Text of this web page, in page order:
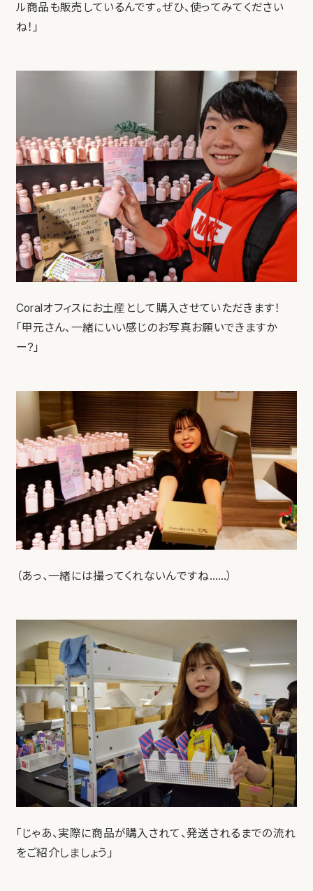
ル商品も販売しているんです。ぜひ、使ってみてください
ね！」
Coralオフィスにお土産として購入させていただきます！
「甲元さん、一緒にいい感じのお写真お願いできますか
ー?」
（あっ、一緒には撮ってくれないんですね……）
「じゃあ、実際に商品が購入されて、発送されるまでの流れ
をご紹介しましょう」